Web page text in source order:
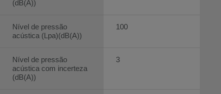
(dB(A))
Nível de pressão
acústica (Lpa)(dB(A))
Nível de pressão
acústica com incerteza
(dB(A))
100
3